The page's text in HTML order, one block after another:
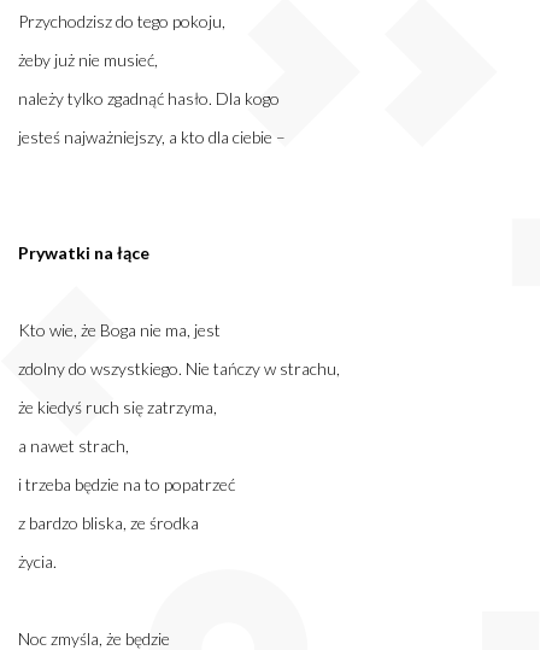
Przychodzisz do tego pokoju,
żeby już nie musieć,
należy tylko zgadnąć hasło. Dla kogo
jesteś najważniejszy, a kto dla ciebie –
Prywatki na łące
Kto wie, że Boga nie ma, jest
zdolny do wszystkiego. Nie tańczy w strachu,
że kiedyś ruch się zatrzyma,
a nawet strach,
i trzeba będzie na to popatrzeć
z bardzo bliska, ze środka
życia.
Noc zmyśla, że będzie